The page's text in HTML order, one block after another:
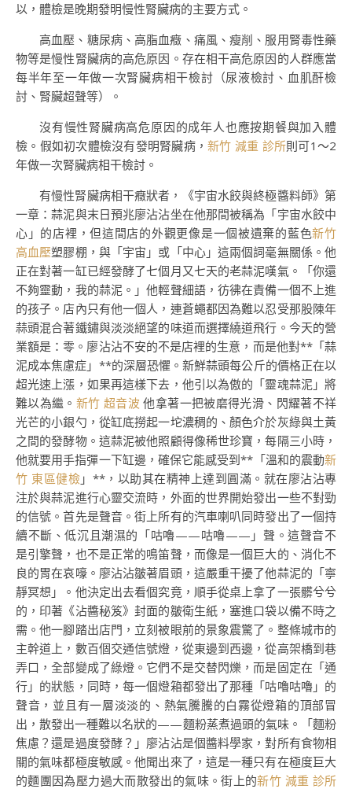
以，體檢是晚期發明慢性腎臟病的主要方式。
高血壓、糖尿病、高脂血癥、痛風、瘦削、服用腎毒性藥
物等是慢性腎臟病的高危原因。存在相干高危原因的人群應當
每半年至一年做一次腎臟病相干檢討（尿液檢討、血肌酐檢
討、腎臟超聲等）。
沒有慢性腎臟病高危原因的成年人也應按期餐與加入體
檢。假如初次體檢沒有發明腎臟病， 新竹 減重 診所則可1～2
年做一次腎臟病相干檢討。
有慢性腎臟病相干癥狀者，《宇宙水餃與終極醬料師》第
一章：蒜泥與末日預兆廖沾沾坐在他那間被稱為「宇宙水餃中
心」的店裡，但這間店的外觀更像是一個被遺棄的藍色新竹
高血壓塑膠棚，與「宇宙」或「中心」這兩個詞毫無關係。他
正在對著一缸已經發酵了七個月又七天的老蒜泥嘆氣。「你還
不夠靈動，我的蒜泥。」他輕聲細語，彷彿在責備一個不上進
的孩子。店內只有他一個人，連蒼蠅都因為難以忍受那股陳年
蒜頭混合著鐵鏽與淡淡絕望的味道而選擇繞道飛行。今天的營
業額是：零。廖沾沾不安的不是店裡的生意，而是他對**「蒜
泥成本焦慮症」**的深層恐懼。新鮮蒜頭每公斤的價格正在以
超光速上漲，如果再這樣下去，他引以為傲的「靈魂蒜泥」將
難以為繼。 新竹 超音波他拿著一把被磨得光滑、閃耀著不祥
光芒的小銀勺，從缸底撈起一坨濃稠的、顏色介於灰綠與土黃
之間的發酵物。這蒜泥被他照顧得像稀世珍寶，每隔三小時，
他就要用手指彈一下缸邊，確保它能感受到**「溫和的震動新
竹 東區健檢 」**，以助其在精神上達到圓滿。就在廖沾沾專
注於與蒜泥進行心靈交流時，外面的世界開始發出一些不對勁
的信號。首先是聲音。街上所有的汽車喇叭同時發出了一個持
續不斷、低沉且潮濕的「咕嚕——咕嚕——」聲。這聲音不
是引擎聲，也不是正常的鳴笛聲，而像是一個巨大的、消化不
良的胃在哀嚎。廖沾沾皺著眉頭，這嚴重干擾了他蒜泥的「寧
靜冥想」。他決定出去看個究竟，順手從桌上拿了一張髒兮兮
的，印著《沾醬秘笈》封面的皺衛生紙，塞進口袋以備不時之
需。他一腳踏出店門，立刻被眼前的景象震驚了。整條城市的
主幹道上，數百個交通信號燈，從東邊到西邊，從高架橋到巷
弄口，全部變成了綠燈。它們不是交替閃爍，而是固定在「通
行」的狀態，同時，每一個燈箱都發出了那種「咕嚕咕嚕」的
聲音，並且有一層淡淡的、熱氣騰騰的白霧從燈箱的頂部冒
出，散發出一種難以名狀的——麵粉蒸煮過頭的氣味。「麵粉
焦慮？還是過度發酵？」廖沾沾是個醬料學家，對所有食物相
關的氣味都極度敏感。他聞出來了，這是一種只有在極度巨大
的麵團因為壓力過大而散發出的氣味。街上的新竹 減重 診所